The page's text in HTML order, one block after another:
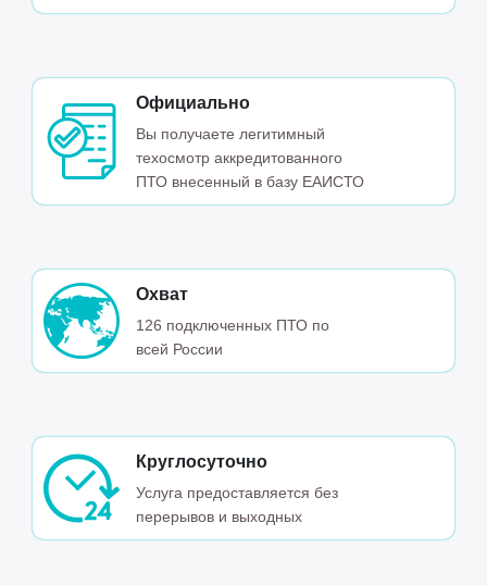
Официально
Вы получаете легитимный
техосмотр аккредитованного
ПТО внесенный в базу ЕАИСТО
Охват
126 подключенных ПТО по
всей России
Круглосуточно
Услуга предоставляется без
перерывов и выходных